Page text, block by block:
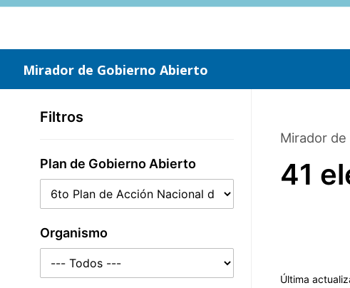
Saltar
Mirador de Gobierno Abierto
Filtros
Plan de Gobierno Abierto
Organismo
Mirador
41
Última